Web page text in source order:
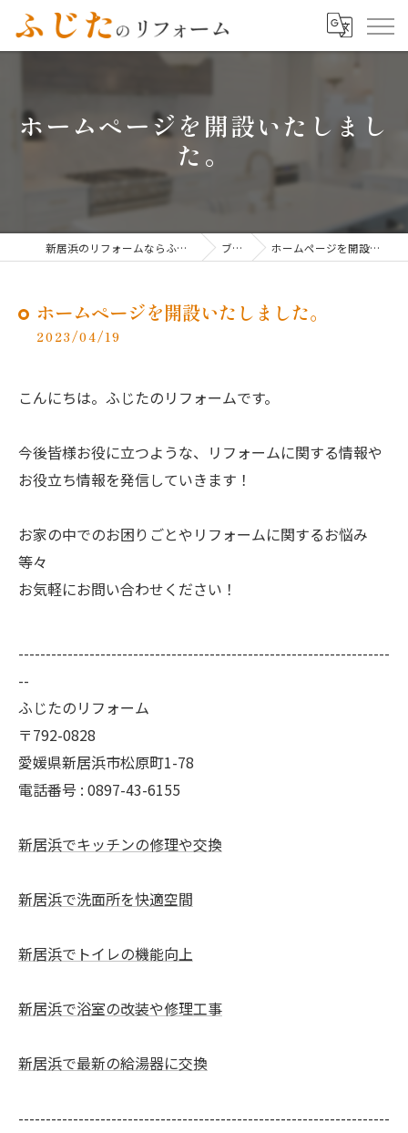
ホームページを開設いたしまし
た。
新居浜のリフォームならふじたのリフォーム ブログ ホームページを開設いたしました。
ホームページを開設いたしました。
2023/04/19
こんにちは。ふじたのリフォームです。
今後皆様お役に立つような、リフォームに関する情報や
お役立ち情報を発信していきます！
お家の中でのお困りごとやリフォームに関するお悩み
等々
お気軽にお問い合わせください！
--------------------------------------------------------------------
--
ふじたのリフォーム
〒792-0828
愛媛県新居浜市松原町1-78
電話番号 : 0897-43-6155
新居浜でキッチンの修理や交換
新居浜で洗面所を快適空間
新居浜でトイレの機能向上
新居浜で浴室の改装や修理工事
新居浜で最新の給湯器に交換
--------------------------------------------------------------------